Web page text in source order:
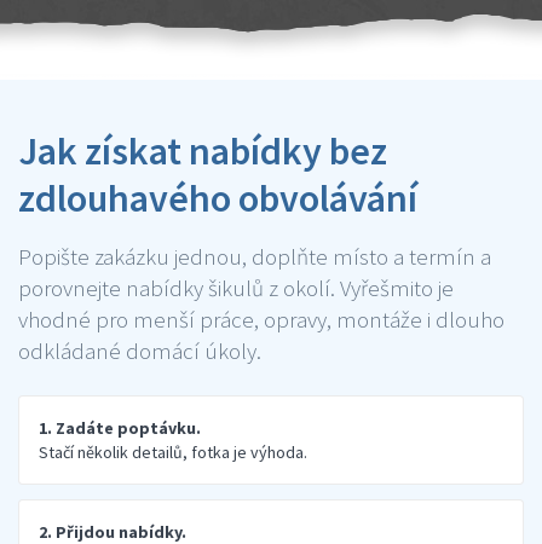
Jak získat nabídky bez
zdlouhavého obvolávání
Popište zakázku jednou, doplňte místo a termín a
porovnejte nabídky šikulů z okolí. Vyřešmito je
vhodné pro menší práce, opravy, montáže i dlouho
odkládané domácí úkoly.
1. Zadáte poptávku.
Stačí několik detailů, fotka je výhoda.
2. Přijdou nabídky.